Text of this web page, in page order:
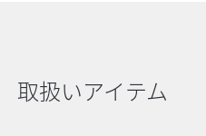
取扱いアイテム